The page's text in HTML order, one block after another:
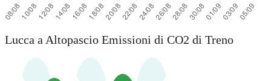
Lucca a Altopascio Emissioni di CO2 di Treno